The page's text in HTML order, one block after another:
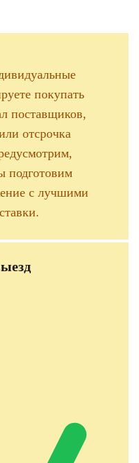
покупать
поставщиков,
отсрочка
подготовим
с лучшими